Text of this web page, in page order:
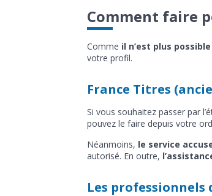
Comment faire
Comme il n’est plus
votre profil.
France Titres
Si vous souhaitez passer par
pouvez le faire depuis votre
Néanmoins, le service
autorisé. En outre,
Les professionnels